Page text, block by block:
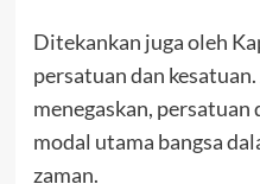
Ditekankan juga oleh
persatuan dan
menegaskan, persatuan
modal utama bangsa
zaman.